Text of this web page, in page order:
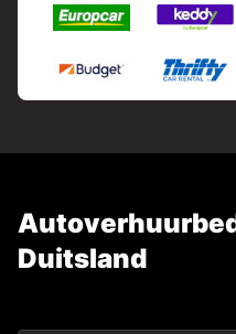
Duitsland